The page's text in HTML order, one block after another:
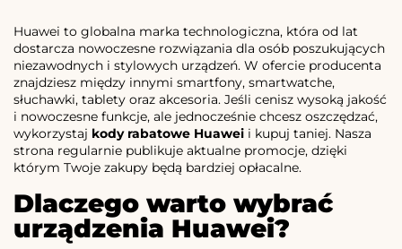
Huawei to globalna marka technologiczna, która od lat
dostarcza nowoczesne rozwiązania dla osób poszukujących
niezawodnych i stylowych urządzeń. W ofercie producenta
znajdziesz między innymi smartfony, smartwatche,
słuchawki, tablety oraz akcesoria. Jeśli cenisz wysoką jakość
i nowoczesne funkcje, ale jednocześnie chcesz oszczędzać,
wykorzystaj kody rabatowe Huawei i kupuj taniej. Nasza
strona regularnie publikuje aktualne promocje, dzięki
którym Twoje zakupy będą bardziej opłacalne.
Dlaczego warto wybrać
urządzenia Huawei?